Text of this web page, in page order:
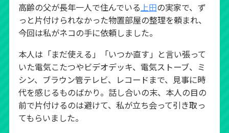
高齢の父が長年一人で住んでいる 上田の実家で、ず
っと片付けられなかった物置部屋の整理を頼まれ、
今回は私がネコの手に依頼しました。
本人は「まだ使える」「いつか直す」と言い張って
いた電気こたつやビデオデッキ、電気ストーブ、ミ
シン、ブラウン管テレビ、レコードまで、見事に時
代を感じるものばかり。話し合いの末、本人の目の
前で片付けるのは避けて、私が立ち会って引き取っ
てもらいました。